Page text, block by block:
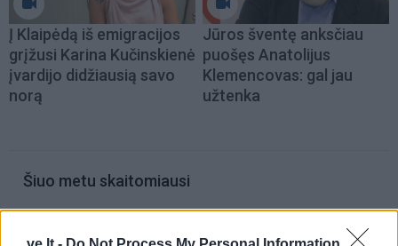
Į Klaipėdą iš emigracijos
grįžusi Karina Kučinskienė
įvardijo didžiausią savo
norą
Jūros šventę anksčiau
puošęs Anatolijus
Klemencovas: gal jau
užtenka
Šiuo metu skaitomiausi